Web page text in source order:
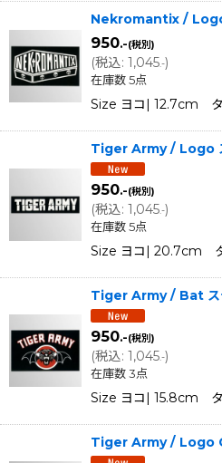
Nekromantix / Logo
950.-(税別)
(税込: 1,045.-)
在庫数 5点
Size ヨコ| 12.7cm
Tiger Army / Logo
950.-(税別)
(税込: 1,045.-)
在庫数 5点
Size ヨコ| 20.7cm
Tiger Army / Bat ス
950.-(税別)
(税込: 1,045.-)
在庫数 3点
Size ヨコ| 15.8cm
Tiger Army / Logo